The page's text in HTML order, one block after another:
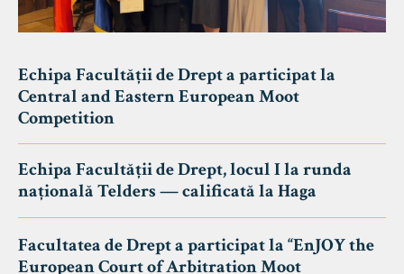
Echipa Facultății de Drept a participat la
Central and Eastern European Moot
Competition
Echipa Facultății de Drept, locul I la runda
națională Telders — calificată la Haga
Facultatea de Drept a participat la “EnJOY the
European Court of Arbitration Moot